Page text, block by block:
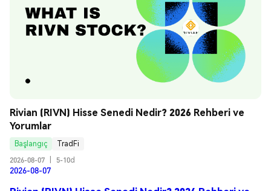
Rivian (RIVN) Hisse Senedi Nedir? 2026 Rehberi ve
Yorumlar
Başlangıç
TradFi
2026-08-07
5-10d
2026-08-07